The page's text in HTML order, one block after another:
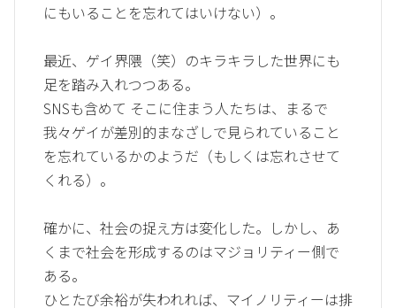
にもいることを忘れてはいけない）。
最近、ゲイ界隈（笑）のキラキラした世界にも
足を踏み入れつつある。
SNSも含めて そこに住まう人たちは、まるで
我々ゲイが差別的まなざしで見られていること
を忘れているかのようだ（もしくは忘れさせて
くれる）。
確かに、社会の捉え方は変化した。しかし、あ
くまで社会を形成するのはマジョリティー側で
ある。
ひとたび余裕が失われれば、マイノリティーは排